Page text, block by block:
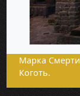
Марка
Коготь.